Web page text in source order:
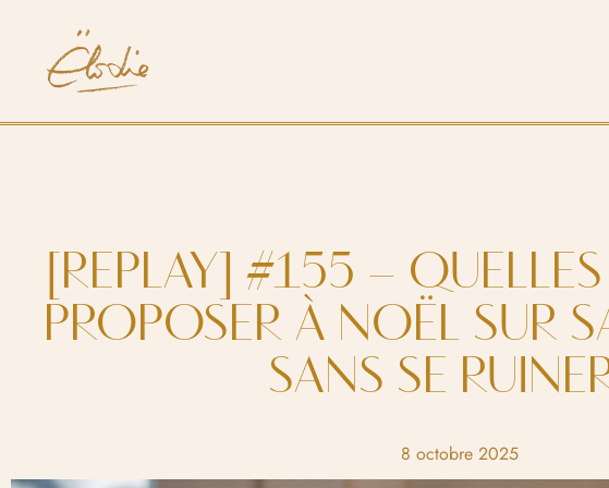
[REPLAY] #155 –
PROPOSER À NOËL SUR
SANS SE
8 octobre 2025